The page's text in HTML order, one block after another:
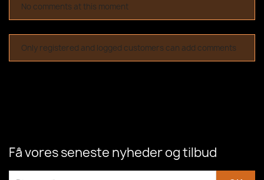
No comments at this moment
Only registered and logged customers can add comments
Få vores seneste nyheder og tilbud